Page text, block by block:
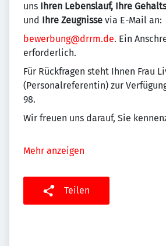
uns Ihren Lebenslauf, Ihre
und Ihre Zeugnisse via E-Mail an:
bewerbung@drrm.de. Ein
erforderlich.
Für Rückfragen steht Ihnen Frau
(Personalreferentin) zur
98.
Wir freuen uns darauf, Sie
Mehr anzeigen
Teilen